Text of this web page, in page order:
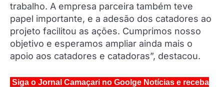
trabalho. A empresa parceira também teve
papel importante, e a adesão dos catadores ao
projeto facilitou as ações. Cumprimos nosso
objetivo e esperamos ampliar ainda mais o
apoio aos catadores e catadoras”, destacou.
Siga o Jornal Camaçari no Goolge Notícias e receba